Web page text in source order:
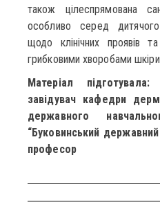
також цілеспрямована
особливо серед
щодо клінічних проявів
грибковими хворобами
Матеріал
завідувач кафедри
державного
“Буковинський
професор